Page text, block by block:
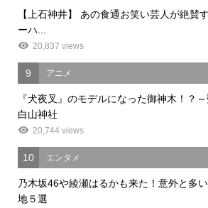
【上石神井】 あの食通お笑い芸人が絶賛
ーハ...
20,837 views
9 アニメ
『犬夜叉』のモデルになった御神木！？
白山神社
20,744 views
10 エンタメ
乃木坂46や綾瀬はるかも来た！意外と多
地５選